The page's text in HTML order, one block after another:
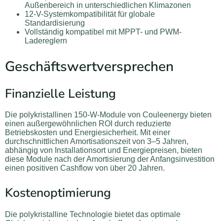
Außenbereich in unterschiedlichen Klimazonen
12-V-Systemkompatibilität für globale
Standardisierung
Vollständig kompatibel mit MPPT- und PWM-
Ladereglern
Geschäftswertversprechen
Finanzielle Leistung
Die polykristallinen 150-W-Module von Couleenergy bieten
einen außergewöhnlichen ROI durch reduzierte
Betriebskosten und Energiesicherheit. Mit einer
durchschnittlichen Amortisationszeit von 3–5 Jahren,
abhängig von Installationsort und Energiepreisen, bieten
diese Module nach der Amortisierung der Anfangsinvestition
einen positiven Cashflow von über 20 Jahren.
Kostenoptimierung
Die polykristalline Technologie bietet das optimale